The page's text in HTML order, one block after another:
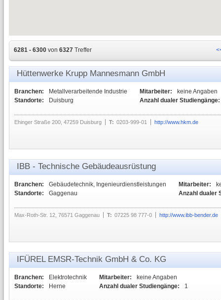
6281 - 6300 von 6327 Treffer
Hüttenwerke Krupp Mannesmann GmbH
Branchen:
Metallverarbeitende Industrie
Standorte:
Duisburg
Mitarbeiter:
keine Angaben
Anzahl dualer Studiengänge:
Ehinger Straße 200, 47259 Duisburg T: 0203-999-01 http://www.hkm.de
IBB - Technische Gebäudeausrüstung
Branchen:
Gebäudetechnik, Ingenieurdienstleistungen
Standorte:
Gaggenau
Mitarbeiter:
Anzahl dualer
Max-Roth-Str. 12, 76571 Gaggenau T: 07225 98 777-0 http://www.ibb-bender.de
IFÜREL EMSR-Technik GmbH & Co. KG
Branchen:
Elektrotechnik
Standorte:
Herne
Mitarbeiter:
keine Angaben
Anzahl dualer Studiengänge:
1